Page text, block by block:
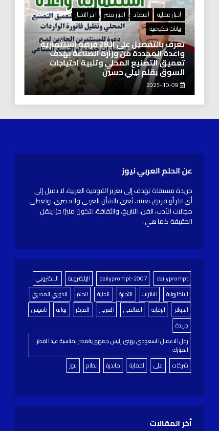
أخبار محليه أقتصاد اخبار مصر
اخر الاخبار
بيانات حكومية
تعرف بالتفصيل على الـ28 فرصة استثمارية
واعدة المحددة من وزارة الصناعة بهدف
تعميق التصنيع المحلي وتلبية احتياجات
السوق بقلم ليلي حسين
عن الحلم العربي نيوز
جريدة مستقلة تهدف إلى تعزيز القومية العربية، لا تميل إلى
أي تيار أو فريق بعينه. تُعنى بالشأن العربي والمصري، وتغطي
مجالات الأدب، الفن، التاريخ، والثقافة، لتكون منبرًا حرًا ينقل
الحقيقة كما هي.
dailyprompt
dailyprompt-2007 الإلكترونية
الالكتروني
الالكترونية
الانترنت التجارة الجنية الحلم
الدوري المصري
الدولار
الرقابة العالمي العربي المركز بوابة
تاسيس
جريدة
رجل الاعمال السعودي يهنئ رئيس جمهوريةمصر بمناسبة عيد الفطر
المبارك
شركات
على لحماية مابدرة نظام نيوز
أخر المقالات